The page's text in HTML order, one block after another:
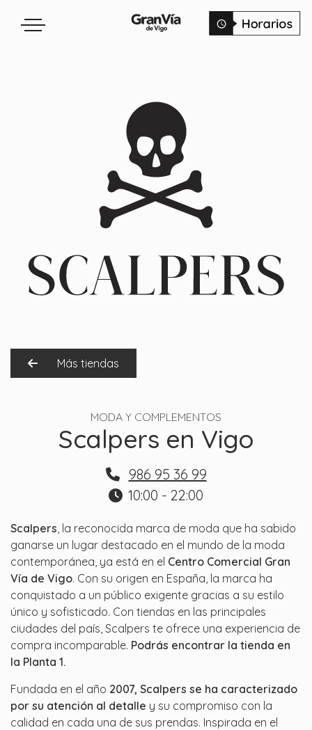
Más tiendas
MODA Y COMPLEMENTOS
Scalpers en Vigo
986 95 36 99
10:00 - 22:00
Scalpers , la reconocida marca de moda que ha sabido
ganarse un lugar destacado en el mundo de la moda
contemporánea, ya está en el Centro Comercial Gran
Vía de Vigo. Con su origen en España, la marca ha
conquistado a un público exigente gracias a su estilo
único y sofisticado. Con tiendas en las principales
ciudades del país, Scalpers te ofrece una experiencia de
compra incomparable. Podrás encontrar la tienda en
la Planta 1.
Fundada en el año 2007, Scalpers se ha caracterizado
por su atención al detalle y su compromiso con la
calidad en cada una de sus prendas. Inspirada en el